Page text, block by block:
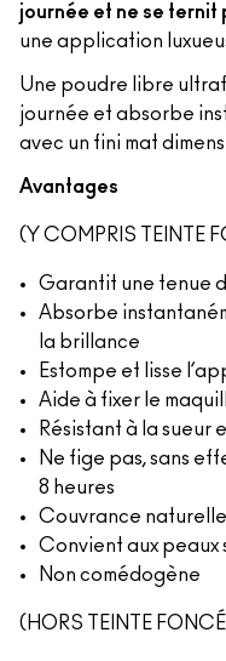
journée et ne se ternit
une application
Une poudre libre
journée et absorbe
avec un fini mat
Avantages
(Y COMPRIS TEINTE
Garantit une tenue
Absorbe
la brillance
Estompe et lisse
Aide à fixer le
Résistant à la sueur
Ne fige pas, sans
8 heures
Couvrance naturelle
Convient aux peaux
Non comédogène
(HORS TEINTE